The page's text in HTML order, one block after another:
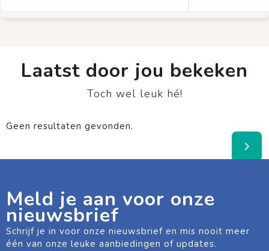
Laatst door jou bekeken
Toch wel leuk hé!
Geen resultaten gevonden.
Meld je aan voor onze
nieuwsbrief
Schrijf je in voor onze nieuwsbrief en mis nooit meer
één van onze leuke aanbiedingen of updates.